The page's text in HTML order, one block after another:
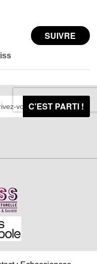
SUIVRE
C'EST PARTI !